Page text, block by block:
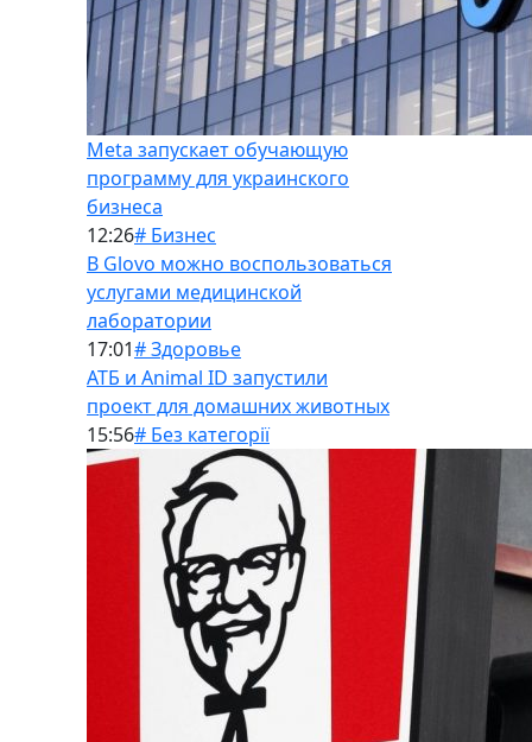
Meta запускает обучающую
программу для украинского
бизнеса
12:26# Бизнес
В Glovo можно воспользоваться
услугами медицинской
лаборатории
17:01# Здоровье
АТБ и Animal ID запустили
проект для домашних животных
15:56# Без категорії